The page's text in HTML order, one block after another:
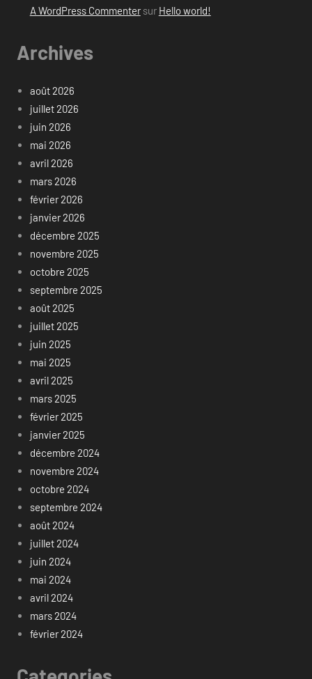
A WordPress Commentersur Hello world!
Archives
août 2026
juillet 2026
juin 2026
mai 2026
avril 2026
mars 2026
février 2026
janvier 2026
décembre 2025
novembre 2025
octobre 2025
septembre 2025
août 2025
juillet 2025
juin 2025
mai 2025
avril 2025
mars 2025
février 2025
janvier 2025
décembre 2024
novembre 2024
octobre 2024
septembre 2024
août 2024
juillet 2024
juin 2024
mai 2024
avril 2024
mars 2024
février 2024